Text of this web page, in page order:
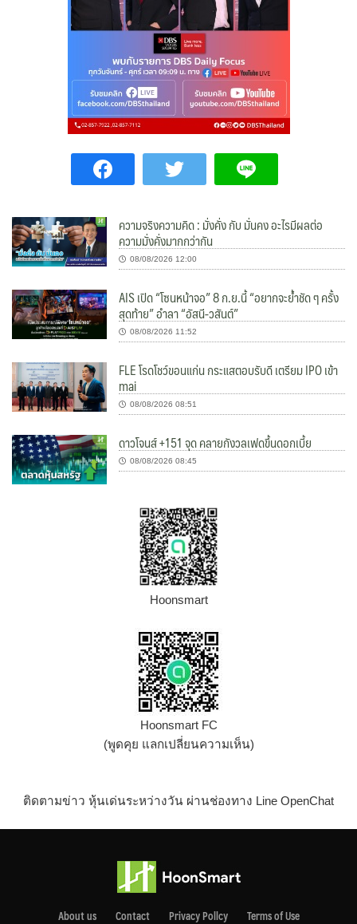
ความจริงความคิด : มั่งคั่ง กับ มั่นคง อะไรมีผลต่อ
ความมั่งคั่งมากกว่ากัน
08/08/2026 12:00
AIS เปิด “โซนหน้าจอ” 8 ก.ย.นี้ “อยากจะย้ำชัด ๆ ครั้ง
สุดท้าย” อำลา “อัสนี-วสันต์”
08/08/2026 11:52
FLE โรดโชว์ขอนแก่น กระแสตอบรับดี เตรียม IPO เข้า
mai
08/08/2026 08:51
ดาวโจนส์ +151 จุด คลายกังวลเฟดขึ้นดอกเบี้ย
08/08/2026 08:45
Hoonsmart
Hoonsmart FC
(พูดคุย แลกเปลี่ยนความเห็น)
ติดตามข่าว หุ้นเด่นระหว่างวัน ผ่านช่องทาง Line OpenChat
About us Contact Privacy Pollcy Terms of Use